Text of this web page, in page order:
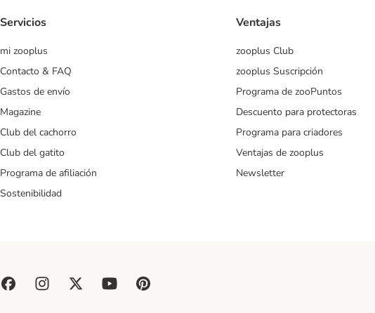
Servicios
mi zooplus
Contacto & FAQ
Gastos de envío
Magazine
Club del cachorro
Club del gatito
Programa de afiliación
Sostenibilidad
Ventajas
zooplus Club
zooplus Suscripción
Programa de zooPuntos
Descuento para protectoras
Programa para criadores
Ventajas de zooplus
Newsletter